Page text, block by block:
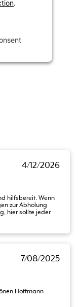
.
4/12/2026
hilfsbereit. Wenn
zur Abholung
hier sollte jeder
7/08/2025
Hoffmann